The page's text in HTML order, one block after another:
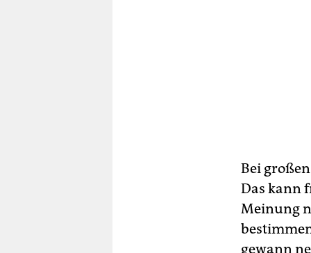
Bei
Das kann
Meinung
gewann